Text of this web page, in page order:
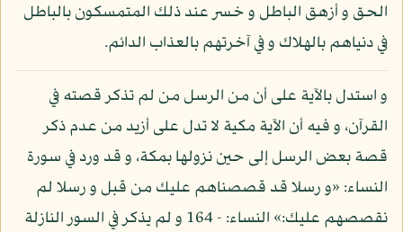
الحق و أزهق الباطل و خسر عند ذلك المتمسكون بالباطل
في دنياهم بالهلاك و في آخرتهم بالعذاب الدائم.
و استدل بالآية على أن من الرسل من لم تذكر قصته في
القرآن، و فيه أن الآية مكية لا تدل على أزيد من عدم ذكر
قصة بعض الرسل إلى حين نزولها بمكة، و قد ورد في سورة
النساء: «و رسلا قد قصصناهم عليك من قبل و رسلا لم
نقصصهم عليك:» النساء: - 164 و لم يذكر في السور النازلة